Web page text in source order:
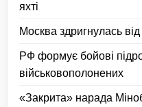
яхті
Москва здригнулась
РФ формує бойові
військовополонених
«Закрита» нарада